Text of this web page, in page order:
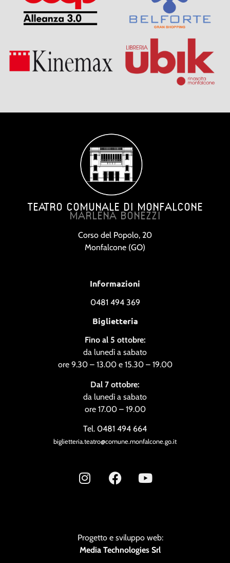
TEATRO COMUNALE DI MONFALCONE
MARLENA BONEZZI
Corso del Popolo, 20
Monfalcone (GO)
Informazioni
0481 494 369
Biglietteria
Fino al 5 ottobre:
da lunedì a sabato
ore 9.30 – 13.00 e 15.30 – 19.00
Dal 7 ottobre:
da lunedì a sabato
ore 17.00 – 19.00
Tel. 0481 494 664
biglietteria.teatro@comune.monfalcone.go.it
Progetto e sviluppo web:
Media Technologies Srl